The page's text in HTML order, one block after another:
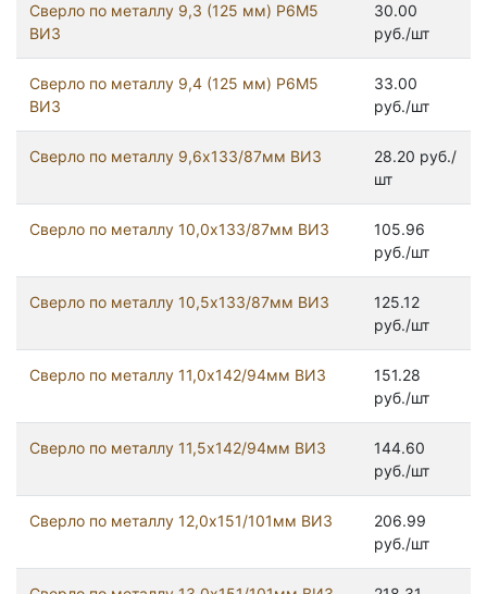
Сверло по металлу 9,3 (125 мм) Р6М5
ВИЗ
30.00
руб./шт
Сверло по металлу 9,4 (125 мм) Р6М5
ВИЗ
33.00
руб./шт
Сверло по металлу 9,6х133/87мм ВИЗ
28.20 руб./
шт
Сверло по металлу 10,0х133/87мм ВИЗ
105.96
руб./шт
Сверло по металлу 10,5х133/87мм ВИЗ
125.12
руб./шт
Сверло по металлу 11,0х142/94мм ВИЗ
151.28
руб./шт
Сверло по металлу 11,5х142/94мм ВИЗ
144.60
руб./шт
Сверло по металлу 12,0х151/101мм ВИЗ
206.99
руб./шт